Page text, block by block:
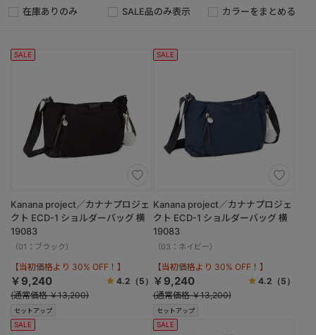
在庫ありのみ カラーをまとめる
SALE品のみ表示
SALE
セットアップ
Kanana project／カナナプロジェ
クト ECD-1 ショルダーバッグ 横
19083
（01：ブラック）
【当初価格より 30% OFF！】
￥9,240 4.2 （5）
(通常価格 ￥13,200)
SALE
セットアップ
Kanana project／カナナプロジェ
クト ECD-1 ショルダーバッグ 横
19083
（03：ネイビー）
【当初価格より 30% OFF！】
￥9,240 4.2 （5）
(通常価格 ￥13,200)
SALE SALE